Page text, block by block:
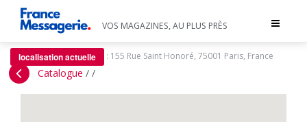
Toggle
VOS MAGAZINES, AU PLUS PRÈS
localisation actuelle : 155 Rue Saint Honoré, 75001 Paris, France
Catalogue / /